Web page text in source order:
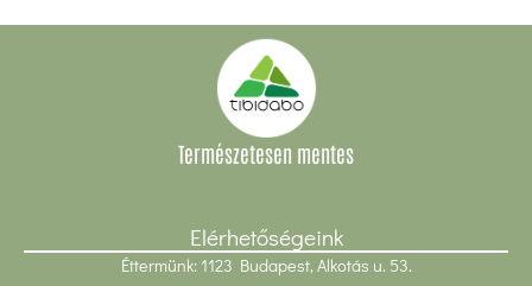
Természetesen mentes
Elérhetőségeink
Éttermünk: 1123 Budapest, Alkotás u. 53.